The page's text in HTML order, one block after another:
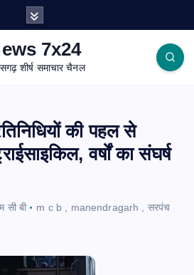
News 7x24
शीर्ष समाचार चैनल
की पहल से
वर्षों का संघर्ष
सी बी m c b manendragarh
सरपंच